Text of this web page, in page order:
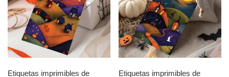
Etiquetas imprimibles de
Etiquetas imprimibles de